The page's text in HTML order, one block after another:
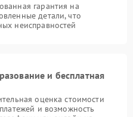
гарантия на
детали, что
неисправностей
и бесплатная
оценка стоимости
и возможность